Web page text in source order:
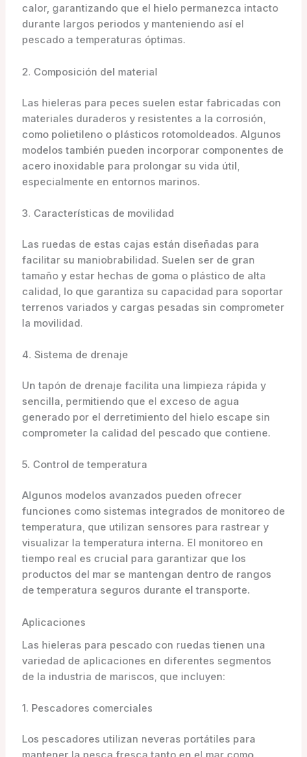
calor, garantizando que el hielo permanezca intacto
durante largos periodos y manteniendo así el
pescado a temperaturas óptimas.
2. Composición del material
Las hieleras para peces suelen estar fabricadas con
materiales duraderos y resistentes a la corrosión,
como polietileno o plásticos rotomoldeados. Algunos
modelos también pueden incorporar componentes de
acero inoxidable para prolongar su vida útil,
especialmente en entornos marinos.
3. Características de movilidad
Las ruedas de estas cajas están diseñadas para
facilitar su maniobrabilidad. Suelen ser de gran
tamaño y estar hechas de goma o plástico de alta
calidad, lo que garantiza su capacidad para soportar
terrenos variados y cargas pesadas sin comprometer
la movilidad.
4. Sistema de drenaje
Un tapón de drenaje facilita una limpieza rápida y
sencilla, permitiendo que el exceso de agua
generado por el derretimiento del hielo escape sin
comprometer la calidad del pescado que contiene.
5. Control de temperatura
Algunos modelos avanzados pueden ofrecer
funciones como sistemas integrados de monitoreo de
temperatura, que utilizan sensores para rastrear y
visualizar la temperatura interna. El monitoreo en
tiempo real es crucial para garantizar que los
productos del mar se mantengan dentro de rangos
de temperatura seguros durante el transporte.
Aplicaciones
Las hieleras para pescado con ruedas tienen una
variedad de aplicaciones en diferentes segmentos
de la industria de mariscos, que incluyen:
1. Pescadores comerciales
Los pescadores utilizan neveras portátiles para